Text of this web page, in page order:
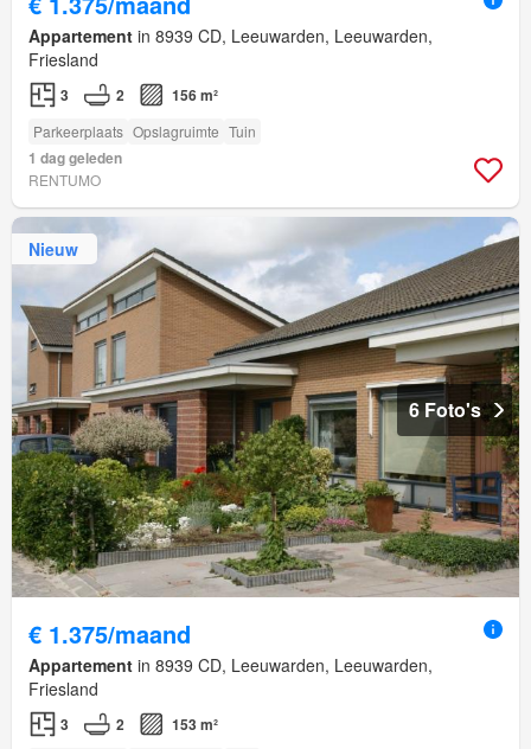
Appartement in 8939 CD, Leeuwarden, Leeuwarden,
Friesland
3 2 156 m²
Parkeerplaats Opslagruimte Tuin
1 dag geleden
RENTUMO
Nieuw
6 Foto's
€ 1.375/maand
Appartement in 8939 CD, Leeuwarden, Leeuwarden,
Friesland
3 2 153 m²